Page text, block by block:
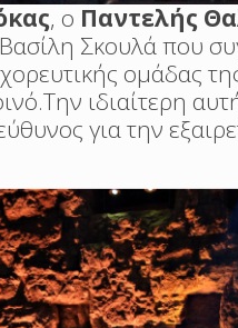
, ο Παντελής
Σκουλά που
ομάδας
ιδιαίτερη
για την